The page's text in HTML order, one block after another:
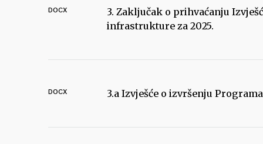
DOCX
3. Zaključak o prihvaćanju
infrastrukture za 2025.
DOCX 3.a Izvješće o izvršenju